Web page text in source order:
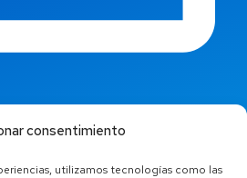
consentimiento
utilizamos tecnologías como las